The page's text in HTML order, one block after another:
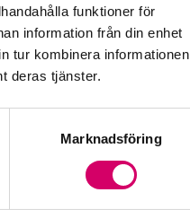
funktioner för
information från din enhet
tur kombinera informationen
deras tjänster.
Marknadsföring